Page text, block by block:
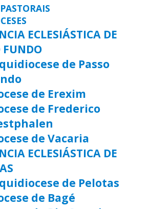
ECLESIÁSTICA DE
FUNDO
de Passo
de Erexim
de Frederico
de Vacaria
ECLESIÁSTICA DE
de Pelotas
de Bagé